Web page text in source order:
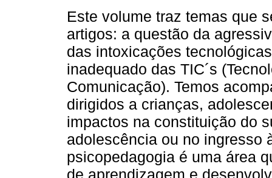
Este volume traz temas que
artigos: a questão da
das intoxicações
inadequado das TIC´s
Comunicação). Temos
dirigidos a crianças,
impactos na constituição do
adolescência ou no ingresso
psicopedagogia é uma área
de aprendizagem e